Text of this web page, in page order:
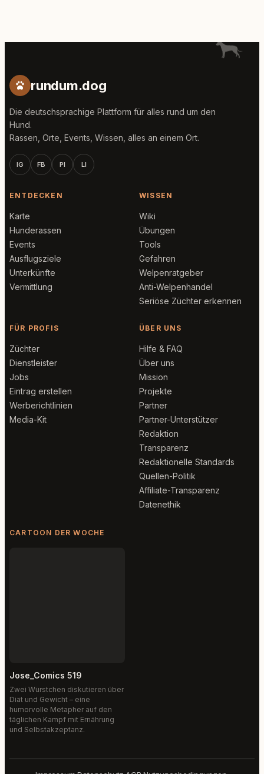
rundum.dog
Die deutschsprachige Plattform für alles rund um den
Hund.
Rassen, Orte, Events, Wissen, alles an einem Ort.
IG FB PI LI
ENTDECKEN
Karte
Hunderassen
Events
Ausflugsziele
Unterkünfte
Vermittlung
WISSEN
Wiki
Übungen
Tools
Gefahren
Welpenratgeber
Anti-Welpenhandel
Seriöse Züchter erkennen
FÜR PROFIS
Züchter
Dienstleister
Jobs
Eintrag erstellen
Werberichtlinien
Media-Kit
ÜBER UNS
Hilfe & FAQ
Über uns
Mission
Projekte
Partner
Partner-Unterstützer
Redaktion
Transparenz
Redaktionelle Standards
Quellen-Politik
Affiliate-Transparenz
Datenethik
CARTOON DER WOCHE
Jose_Comics 519
Zwei Würstchen diskutieren über
Diät und Gewicht – eine
humorvolle Metapher auf den
täglichen Kampf mit Ernährung
und Selbstakzeptanz.